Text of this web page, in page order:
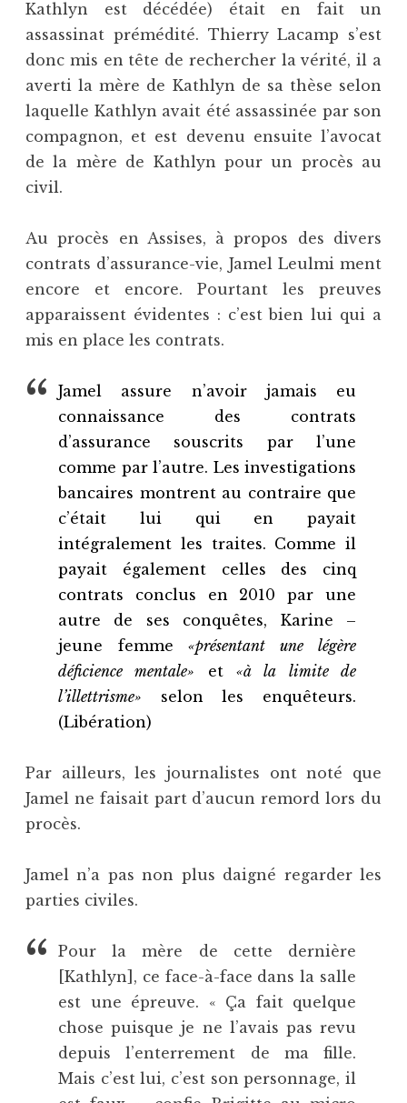
Kathlyn est décédée) était en fait un
assassinat prémédité. Thierry Lacamp s’est
donc mis en tête de rechercher la vérité, il a
averti la mère de Kathlyn de sa thèse selon
laquelle Kathlyn avait été assassinée par son
compagnon, et est devenu ensuite l’avocat
de la mère de Kathlyn pour un procès au
civil.
Au procès en Assises, à propos des divers
contrats d’assurance-vie, Jamel Leulmi ment
encore et encore. Pourtant les preuves
apparaissent évidentes : c’est bien lui qui a
mis en place les contrats.
Jamel assure n’avoir jamais eu
connaissance des contrats
d’assurance souscrits par l’une
comme par l’autre. Les investigations
bancaires montrent au contraire que
c’était lui qui en payait
intégralement les traites. Comme il
payait également celles des cinq
contrats conclus en 2010 par une
autre de ses conquêtes, Karine –
jeune femme «présentant une légère
déficience mentale» et«à la limite de
l’illettrisme» selon les enquêteurs.
(Libération)
Par ailleurs, les journalistes ont noté que
Jamel ne faisait part d’aucun remord lors du
procès.
Jamel n’a pas non plus daigné regarder les
parties civiles.
Pour la mère de cette dernière
[Kathlyn], ce face-à-face dans la salle
est une épreuve. « Ça fait quelque
chose puisque je ne l’avais pas revu
depuis l’enterrement de ma fille.
Mais c’est lui, c’est son personnage, il